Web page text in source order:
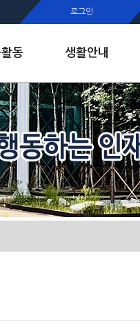
로그인
동 생활안내